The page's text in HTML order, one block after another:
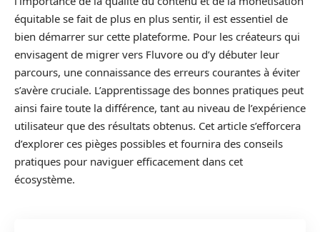
équitable se fait de plus en plus sentir, il est essentiel de
bien démarrer sur cette plateforme. Pour les créateurs qui
envisagent de migrer vers Fluvore ou d’y débuter leur
parcours, une connaissance des erreurs courantes à éviter
s’avère cruciale. L’apprentissage des bonnes pratiques peut
ainsi faire toute la différence, tant au niveau de l’expérience
utilisateur que des résultats obtenus. Cet article s’efforcera
d’explorer ces pièges possibles et fournira des conseils
pratiques pour naviguer efficacement dans cet
écosystème.